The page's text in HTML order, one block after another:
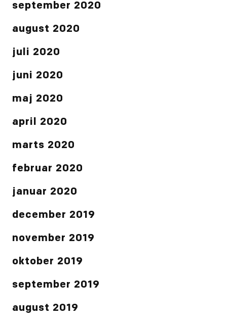
september 2020
august 2020
juli 2020
juni 2020
maj 2020
april 2020
marts 2020
februar 2020
januar 2020
december 2019
november 2019
oktober 2019
september 2019
august 2019